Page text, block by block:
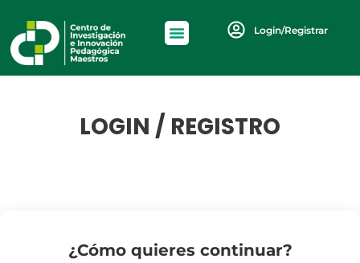
Login/Registrar
LOGIN / REGISTRO
¿Cómo quieres continuar?